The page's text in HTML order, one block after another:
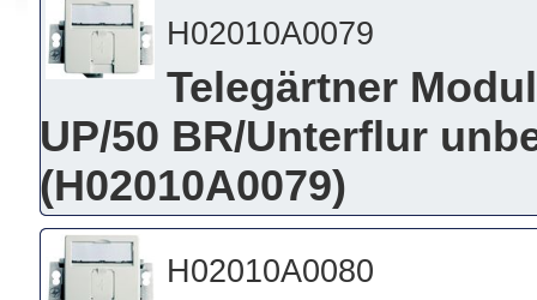
H02010A0079
Telegärtner
UP/50 BR/Unterflur
(H02010A0079)
H02010A0080